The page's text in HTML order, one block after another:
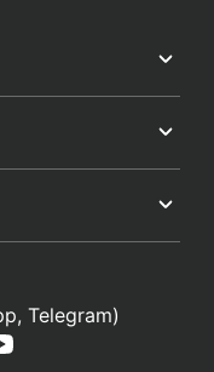
Telegram)